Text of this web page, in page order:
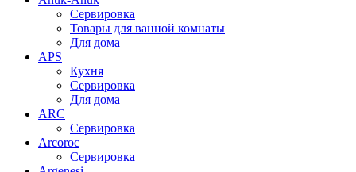
Сервировка
Товары для ванной комнаты
Для дома
APS
Кухня
Сервировка
Для дома
ARC
Сервировка
Arcoroc
Сервировка